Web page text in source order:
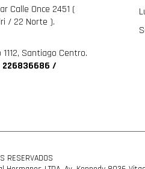
Calle Once 2451 (
/ 22 Norte ).
Santiago Centro.
226836686 /
RESERVADOS